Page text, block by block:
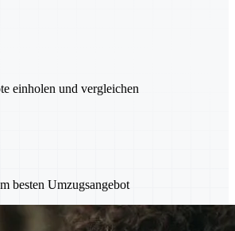
einholen und vergleichen
besten Umzugsangebot